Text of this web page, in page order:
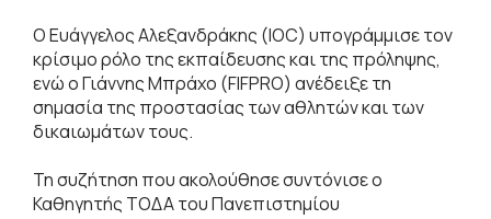
Ο Ευάγγελος Αλεξανδράκης (IOC) υπογράμμισε τον
κρίσιμο ρόλο της εκπαίδευσης και της πρόληψης,
ενώ ο Γιάννης Μπράχο (FIFPRO) ανέδειξε τη
σημασία της προστασίας των αθλητών και των
δικαιωμάτων τους.
Τη συζήτηση που ακολούθησε συντόνισε ο
Καθηγητής ΤΟΔΑ του Πανεπιστημίου